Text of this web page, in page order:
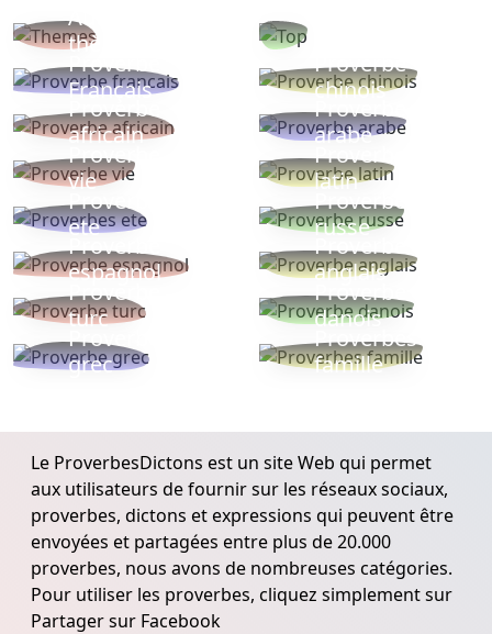
Autres
thèmes
Proverbe
Français
Proverbe
chinois
Proverbe
africain
Proverbe
arabe
Proverbe
vie
Proverbe
latin
Proverbes
ete
Proverbe
russe
Proverbe
espagnol
Proverbe
anglais
Proverbe
turc
Proverbe
danois
Proverbe
grec
Proverbes
famille
Le ProverbesDictons est un site Web qui permet
aux utilisateurs de fournir sur les réseaux sociaux,
proverbes, dictons et expressions qui peuvent être
envoyées et partagées entre plus de 20.000
proverbes, nous avons de nombreuses catégories.
Pour utiliser les proverbes, cliquez simplement sur
Partager sur Facebook